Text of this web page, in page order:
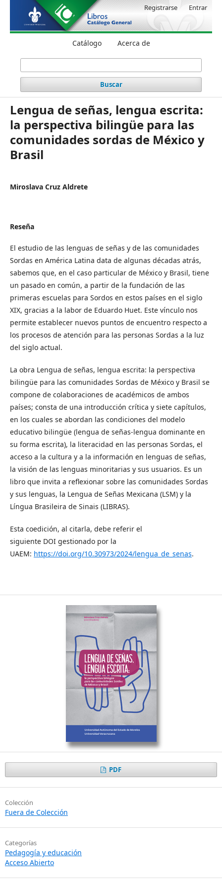
Catálogo Acerca de
Buscar
Registrarse Entrar
Lengua de señas, lengua escrita:
la perspectiva bilingüe para las
comunidades sordas de México y
Brasil
Miroslava Cruz Aldrete
Reseña
El estudio de las lenguas de señas y de las comunidades
Sordas en América Latina data de algunas décadas atrás,
sabemos que, en el caso particular de México y Brasil, tiene
un pasado en común, a partir de la fundación de las
primeras escuelas para Sordos en estos países en el siglo
XIX, gracias a la labor de Eduardo Huet. Este vínculo nos
permite establecer nuevos puntos de encuentro respecto a
los procesos de atención para las personas Sordas a la luz
del siglo actual.
La obra Lengua de señas, lengua escrita: la perspectiva
bilingüe para las comunidades Sordas de México y Brasil se
compone de colaboraciones de académicos de ambos
países; consta de una introducción crítica y siete capítulos,
en los cuales se abordan las condiciones del modelo
educativo bilingüe (lengua de señas-lengua dominante en
su forma escrita), la literacidad en las personas Sordas, el
acceso a la cultura y a la información en lenguas de señas,
la visión de las lenguas minoritarias y sus usuarios. Es un
libro que invita a reﬂexionar sobre las comunidades Sordas
y sus lenguas, la Lengua de Señas Mexicana (LSM) y la
Língua Brasileira de Sinais (LIBRAS).
Esta coedición, al citarla, debe referir el
siguiente DOI gestionado por la
UAEM: https://doi.org/10.30973/2024/lengua_de_senas.
PDF
Colección
Fuera de Colección
Categorías
Pedagogía y educación
Acceso Abierto